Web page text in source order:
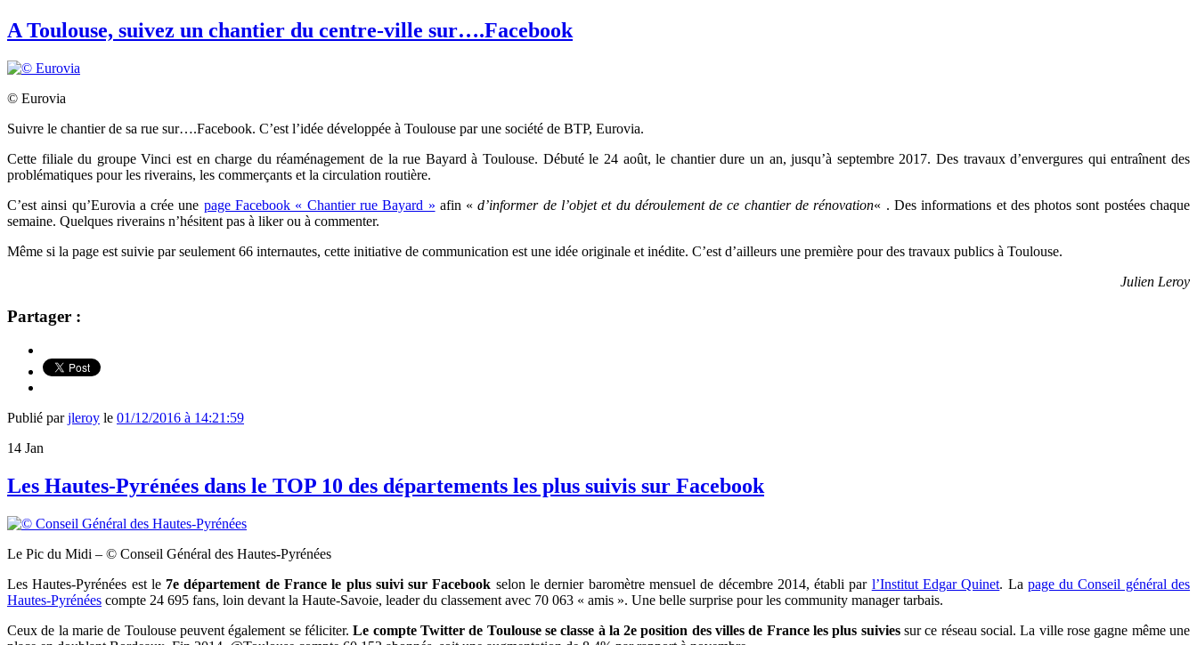
A Toulouse, suivez un chantier du centre-ville sur….Facebook
© Eurovia
Suivre le chantier de sa rue sur….Facebook. C’est l’idée développée à Toulouse par une société de BTP, Eurovia.
Cette filiale du groupe Vinci est en charge du réaménagement de la rue Bayard à Toulouse. Débuté le 24 août, le chantier dure un an, jusqu’à septembre 2017. Des travaux d’envergures qui entraînent des
problématiques pour les riverains, les commerçants et la circulation routière.
C’est ainsi qu’Eurovia a crée une page Facebook « Chantier rue Bayard » afin «d’informer de l’objet et du déroulement de ce chantier de rénovation« . Des informations et des photos sont postées chaque
semaine. Quelques riverains n’hésitent pas à liker ou à commenter.
Même si la page est suivie par seulement 66 internautes, cette initiative de communication est une idée originale et inédite. C’est d’ailleurs une première pour des travaux publics à Toulouse.
Julien Leroy
Partager :
Publié parjleroy le 01/12/2016 à 14:21:59
14 Jan
Les Hautes-Pyrénées dans le TOP 10 des départements les plus suivis sur Facebook
Le Pic du Midi – © Conseil Général des Hautes-Pyrénées
Les Hautes-Pyrénées est le 7e département de France le plus suivi sur Facebook selon le dernier baromètre mensuel de décembre 2014, établi par l’Institut Edgar Quinet. La page du Conseil général des
Hautes-Pyrénées compte 24 695 fans, loin devant la Haute-Savoie, leader du classement avec 70 063 « amis ». Une belle surprise pour les community manager tarbais.
Ceux de la marie de Toulouse peuvent également se féliciter.Le compte Twitter de Toulouse se classe à la 2e position des villes de France les plus suiviessur ce réseau social. La ville rose gagne même une